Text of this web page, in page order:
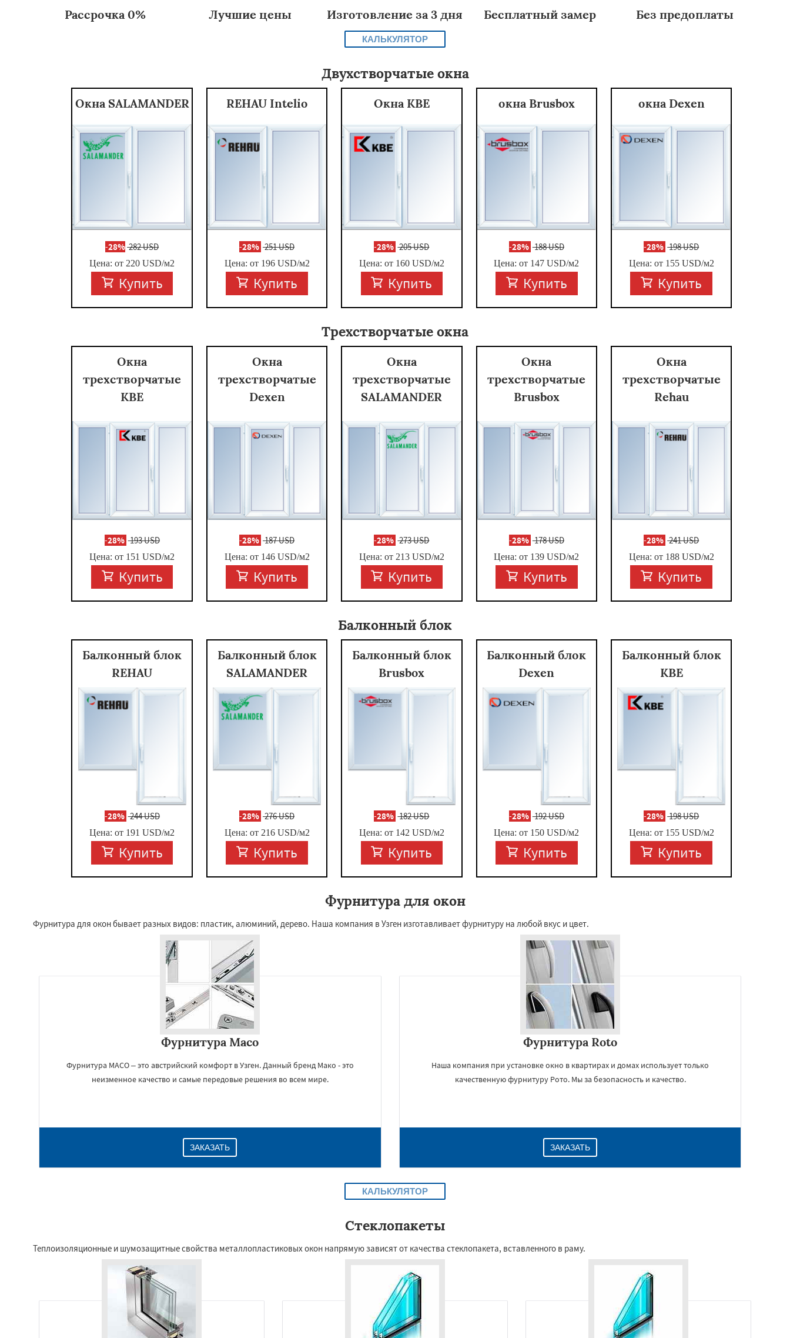
Рассрочка 0% Лучшие цены Изготовление за 3 дня Бесплатный замер Без предоплаты
КАЛЬКУЛЯТОР
Двухстворчатые окна
Окна SALAMANDER
-28%282 USD
Цена: от 220 USD/м2
Купить
REHAU Intelio
-28% 251 USD
Цена: от 196 USD/м2
Купить
Окна KBE
-28% 205 USD
Цена: от 160 USD/м2
Купить
окна Brusbox
-28% 188 USD
Цена: от 147 USD/м2
Купить
окна Dexen
-28% 198 USD
Цена: от 155 USD/м2
Купить
Трехстворчатые окна
Окна
трехстворчатые
KBE
-28% 193 USD
Цена: от 151 USD/м2
Купить
Окна
трехстворчатые
Dexen
-28% 187 USD
Цена: от 146 USD/м2
Купить
Окна
трехстворчатые
SALAMANDER
-28% 273 USD
Цена: от 213 USD/м2
Купить
Окна
трехстворчатые
Brusbox
-28% 178 USD
Цена: от 139 USD/м2
Купить
Окна
трехстворчатые
Rehau
-28% 241 USD
Цена: от 188 USD/м2
Купить
Балконный блок
Балконный блок
REHAU
-28% 244 USD
Цена: от 191 USD/м2
Купить
Балконный блок
SALAMANDER
-28% 276 USD
Цена: от 216 USD/м2
Купить
Балконный блок
Brusbox
-28% 182 USD
Цена: от 142 USD/м2
Купить
Балконный блок
Dexen
-28% 192 USD
Цена: от 150 USD/м2
Купить
Балконный блок
KBE
-28% 198 USD
Цена: от 155 USD/м2
Купить
Фурнитура для окон
Фурнитура для окон бывает разных видов: пластик, алюминий, дерево. Наша компания в Узген изготавливает фурнитуру на любой вкус и цвет.
Фурнитура Maco
Фурнитура MACO – это австрийский комфорт в Узген. Данный бренд Мако - это
неизменное качество и самые передовые решения во всем мире.
ЗАКАЗАТЬ
Фурнитура Roto
Наша компания при установке окно в квартирах и домах использует только
качественную фурнитуру Рото. Мы за безопасность и качество.
ЗАКАЗАТЬ
КАЛЬКУЛЯТОР
Стеклопакеты
Теплоизоляционные и шумозащитные свойства металлопластиковых окон напрямую зависят от качества стеклопакета, вставленного в раму.
Даю согласие на обработку персональных данных